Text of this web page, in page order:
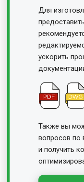
Для
ускорить
Также вы
вопросов по
и получить